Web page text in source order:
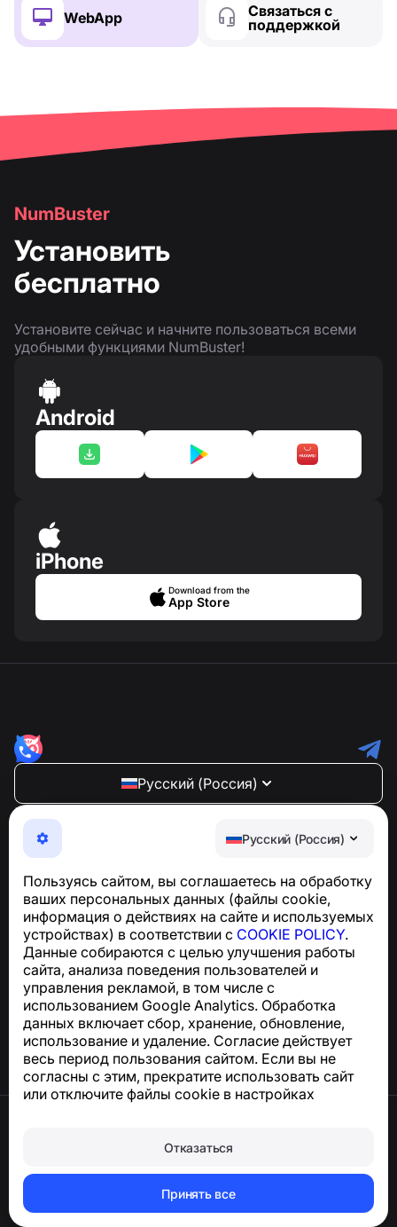
Русский (Россия)
Пользуясь сайтом, вы соглашаетесь на обработку
ваших персональных данных (файлы cookie,
информация о действиях на сайте и используемых
устройствах) в соответствии с COOKIE POLICY.
Данные собираются с целью улучшения работы
сайта, анализа поведения пользователей и
управления рекламой, в том числе с
использованием Google Analytics. Обработка
данных включает сбор, хранение, обновление,
использование и удаление. Согласие действует
весь период пользования сайтом. Если вы не
согласны с этим, прекратите использовать сайт
или отключите файлы cookie в настройках
Отказаться
Принять все
WebApp
Связаться с
поддержкой
NumBuster
Установить
бесплатно
Установите сейчас и начните пользоваться всеми
удобными функциями NumBuster!
Android
iPhone
Download from the
App Store
Русский (Россия)
NumBuster © 2013—2026 ·
Максимально удобное приложение для защиты от
телефонных мошенников, спама и нежелательных
Для запросов по соблюдению GDPR:
support@numbuster.com
Центр поддержки
Новости и статьи
О проекте
Контакты
Удалить аккаунт и персональные данные